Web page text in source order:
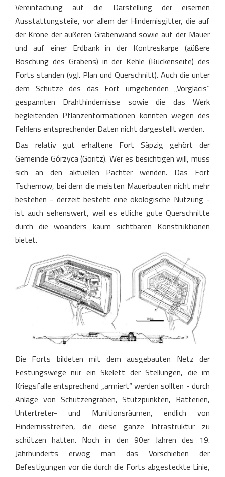
Vereinfachung auf die Darstellung der eisernen
Ausstattungsteile, vor allem der Hindernisgitter, die auf
der Krone der äußeren Grabenwand sowie auf der Mauer
und auf einer Erdbank in der Kontreskarpe (aüßere
Böschung des Grabens) in der Kehle (Rückenseite) des
Forts standen (vgl. Plan und Querschnitt). Auch die unter
dem Schutze des das Fort umgebenden „Vorglacis“
gespannten Drahthindernisse sowie die das Werk
begleitenden Pflanzenformationen konnten wegen des
Fehlens entsprechender Daten nicht dargestellt werden.
Das relativ gut erhaltene Fort Säpzig gehört der
Gemeinde Górzyca (Göritz). Wer es besichtigen will, muss
sich an den aktuellen Pächter wenden. Das Fort
Tschernow, bei dem die meisten Mauerbauten nicht mehr
bestehen - derzeit besteht eine ökologische Nutzung -
ist auch sehenswert, weil es etliche gute Querschnitte
durch die woanders kaum sichtbaren Konstruktionen
bietet.
Die Forts bildeten mit dem ausgebauten Netz der
Festungswege nur ein Skelett der Stellungen, die im
Kriegsfalle entsprechend „armiert“ werden sollten - durch
Anlage von Schützengräben, Stützpunkten, Batterien,
Untertreter- und Munitionsräumen, endlich von
Hindernisstreifen, die diese ganze Infrastruktur zu
schützen hatten. Noch in den 90er Jahren des 19.
Jahrhunderts erwog man das Vorschieben der
Befestigungen vor die durch die Forts abgesteckte Linie,